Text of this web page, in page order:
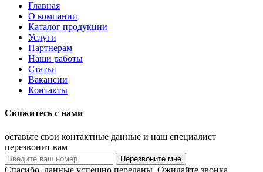
Главная
О компании
Каталог продукции
Услуги
Партнерам
Наши работы
Статьи
Вакансии
Контакты
Свяжитесь с нами
оставьте свои контактные данные и наш специалист
перезвонит вам
Спасибо, данные успешно переданы. Ожидайте звонка.